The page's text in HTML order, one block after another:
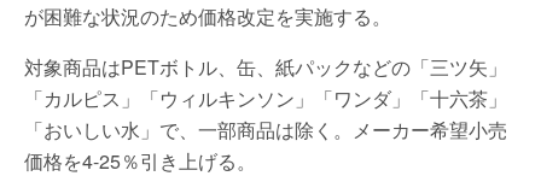
が困難な状況のため価格改定を実施する。
対象商品はPETボトル、缶、紙パックなどの「三ツ矢」
「カルピス」「ウィルキンソン」「ワンダ」「十六茶」
「おいしい水」で、一部商品は除く。メーカー希望小売
価格を4-25％引き上げる。